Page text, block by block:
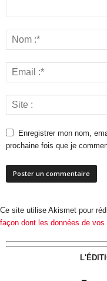
Enregistrer mon nom,
prochaine fois que je
Ce site utilise Akismet pour
façon dont les données de